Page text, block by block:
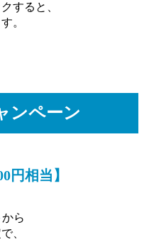
すると、
。
ンペーン
円相当】
から
、